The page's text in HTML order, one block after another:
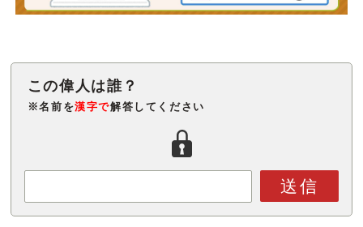
※名前を漢字で解答してください
送信